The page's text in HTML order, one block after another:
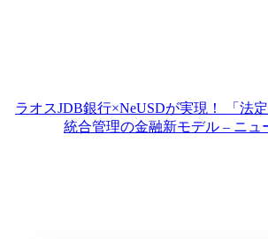
ラオスJDB銀行×NeUSDが実現！ 「法
統合管理の金融新モデル – ニュ